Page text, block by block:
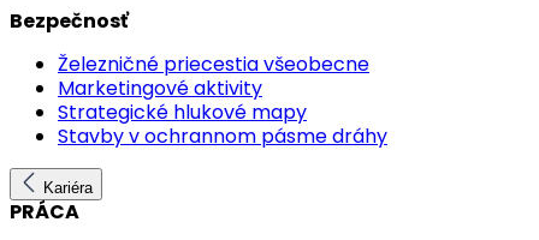
Bezpečnosť
Železničné priecestia všeobecne
Marketingové aktivity
Strategické hlukové mapy
Stavby v ochrannom pásme dráhy
Kariéra
PRÁCA